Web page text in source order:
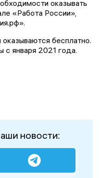
оказывать
«Работа России»,
бесплатно.
с января 2021 года.
новости: